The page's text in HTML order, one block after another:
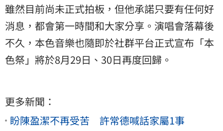
雖然目前尚未正式拍板，但他承諾只要有任何好
消息，都會第一時間和大家分享。演唱會落幕後
不久，本色音樂也隨即於社群平台正式宣布「本
色祭」將於8月29日、30日再度回歸。
更多新聞：
盼陳盈潔不再受苦 許常德喊話家屬1事